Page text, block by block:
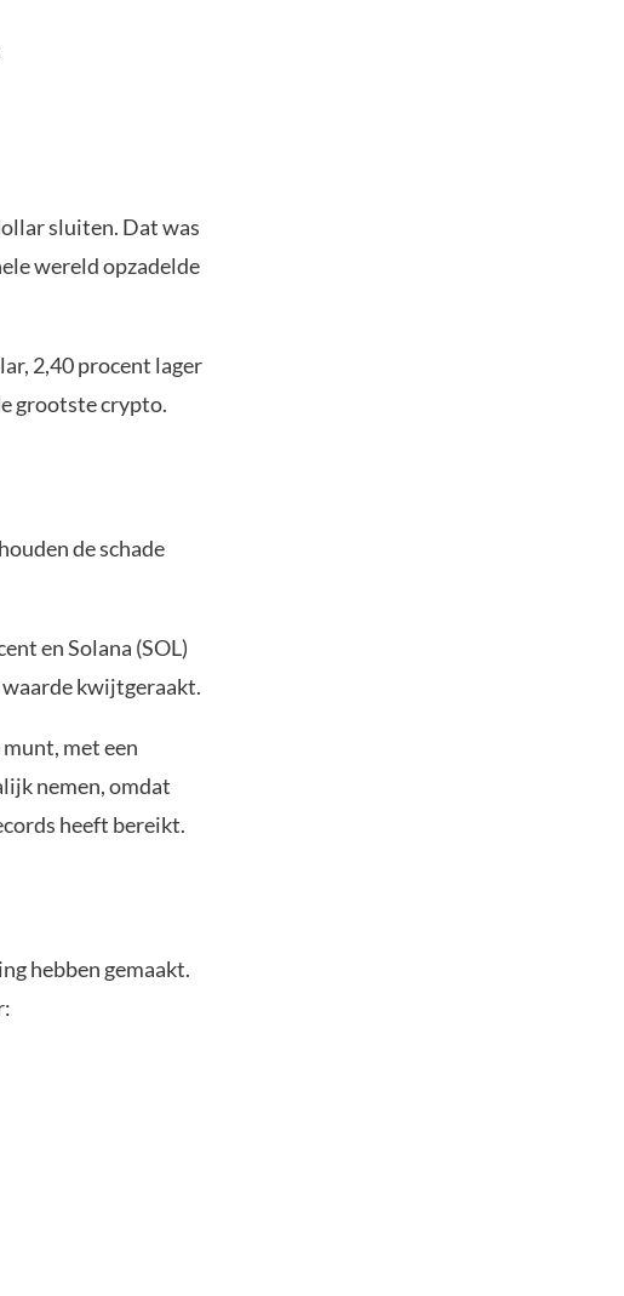
sluiten. Dat was
wereld opzadelde
2,40 procent lager
grootste crypto.
de schade
en Solana (SOL)
waarde kwijtgeraakt.
met een
nemen, omdat
heeft bereikt.
hebben gemaakt.